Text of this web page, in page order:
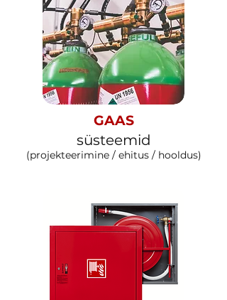
GAAS
süsteemid
(projekteerimine / ehitus / hooldus)